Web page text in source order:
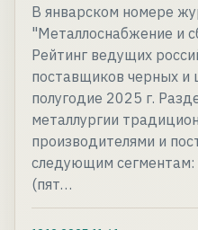
В январском номере
"Металлоснабжение и
Рейтинг ведущих
поставщиков черных и
полугодие 2025 г.
металлургии
производителями и
следующим
(пят…